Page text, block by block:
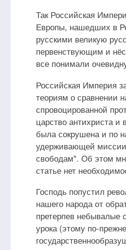
Так Российская
Европы, нашедших в
русскими великую
первенствующим и
все понимали
Российская Империя
теориям о сравнении
спровоцированной
царство антихриста
была сокрушена и по
удерживающей
свободам". Об этом
статье нет
Господь попустил
нашего народа от
претерпев небывалые
урока (этому по-